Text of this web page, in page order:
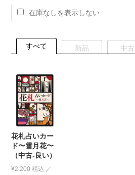
セット
希少品
書籍
カード関連グッズ
在庫なしを表示しない
すべて 新品 中古
花札占いカー
ド〜雪月花〜
（中古-良い）
¥2,200 税込